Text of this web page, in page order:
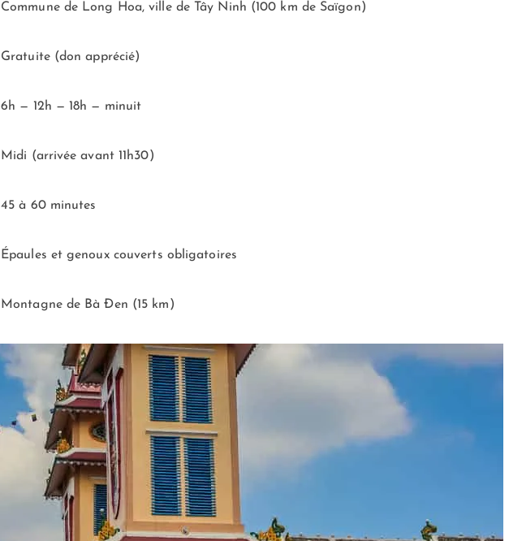
Commune de Long Hoa, ville de Tây Ninh (100 km de Saïgon)
Gratuite (don apprécié)
6h — 12h — 18h — minuit
Midi (arrivée avant 11h30)
45 à 60 minutes
Épaules et genoux couverts obligatoires
Montagne de Bà Đen (15 km)